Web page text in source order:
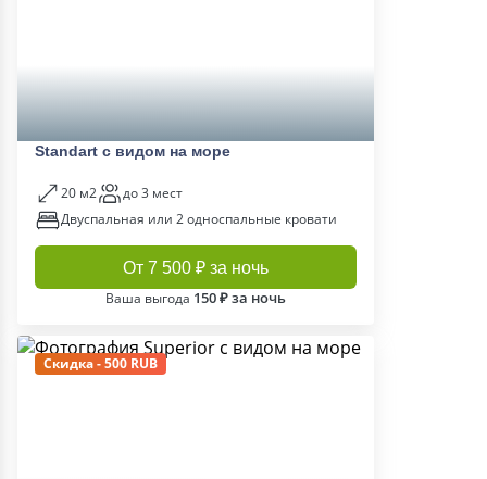
Standart c видом на море
20 м2
до 3 мест
Двуспальная или 2 односпальные кровати
От 7 500 ₽ за ночь
Ваша выгода 150 ₽ за ночь
Скидка - 500 RUB